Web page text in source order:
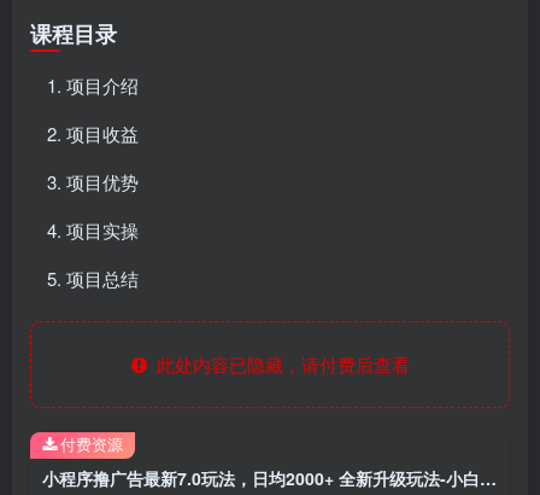
课程目录
项目介绍
项目收益
项目优势
项目实操
项目总结
此处内容已隐藏，请付费后查看
小程序撸广告最新7.0玩法，日均2000+ 全新升级玩法-小白可做
付费资源